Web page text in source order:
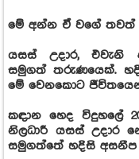
මේ අන්න ඒ වගේ තවත්
යසස් උදාර, එවැනි
සමුගත් තරුණයෙක්.
මේ වෙනකොට
කඳාන හෙද විදුහලේ
නිලධාරී යසස් උදාර
සමුගත්තේ හදිසි